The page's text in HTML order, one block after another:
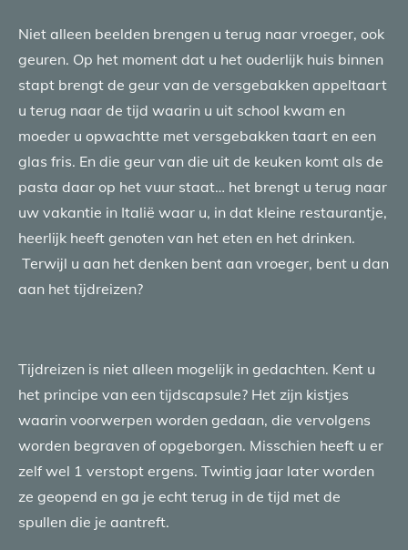
Niet alleen beelden brengen u terug naar vroeger, ook
geuren. Op het moment dat u het ouderlijk huis binnen
stapt brengt de geur van de versgebakken appeltaart
u terug naar de tijd waarin u uit school kwam en
moeder u opwachtte met versgebakken taart en een
glas fris. En die geur van die uit de keuken komt als de
pasta daar op het vuur staat… het brengt u terug naar
uw vakantie in Italië waar u, in dat kleine restaurantje,
heerlijk heeft genoten van het eten en het drinken.
Terwijl u aan het denken bent aan vroeger, bent u dan
aan het tijdreizen?
Tijdreizen is niet alleen mogelijk in gedachten. Kent u
het principe van een tijdscapsule? Het zijn kistjes
waarin voorwerpen worden gedaan, die vervolgens
worden begraven of opgeborgen. Misschien heeft u er
zelf wel 1 verstopt ergens. Twintig jaar later worden
ze geopend en ga je echt terug in de tijd met de
spullen die je aantreft.